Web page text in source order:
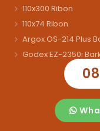
110x300 Ribon
110x74 Ribon
Argox OS-214 Plus
Godex EZ-2350i